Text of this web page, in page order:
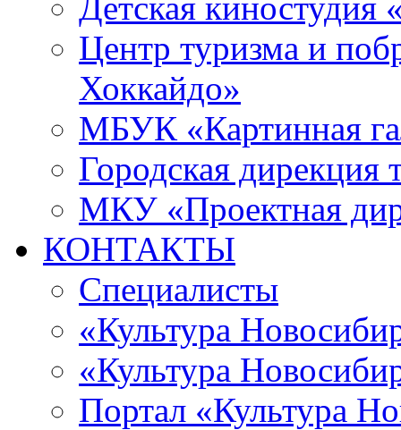
Центр туризма и
Хоккайдо»
МБУК «Картинная
Городская дирекция
МКУ «Проектная
КОНТАКТЫ
Специалисты
«Культура
«Культура
Портал «Культура